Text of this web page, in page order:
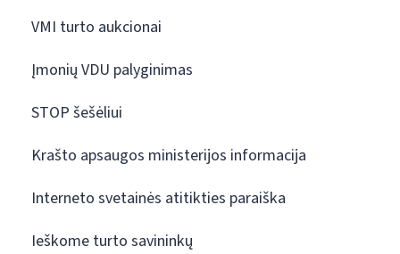
VMI turto aukcionai
Įmonių VDU palyginimas
STOP šešėliui
Krašto apsaugos ministerijos informacija
Interneto svetainės atitikties paraiška
Ieškome turto savininkų